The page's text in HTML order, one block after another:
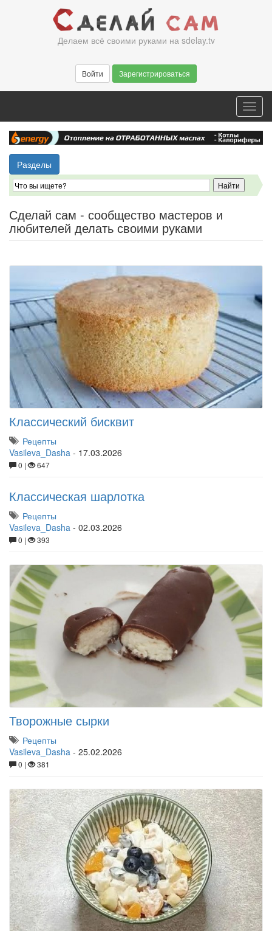
Делаем всё своими руками на sdelay.tv
Войти Зарегистрироваться
Разделы
Сделай сам - сообщество мастеров и
любителей делать своими руками
Классический бисквит
Рецепты
Vasileva_Dasha - 17.03.2026
0 | 647
Классическая шарлотка
Рецепты
Vasileva_Dasha - 02.03.2026
0 | 393
Творожные сырки
Рецепты
Vasileva_Dasha - 25.02.2026
0 | 381